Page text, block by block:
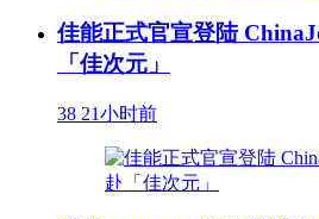
佳能正式官宣登陆
「佳次元」
38 21小时前